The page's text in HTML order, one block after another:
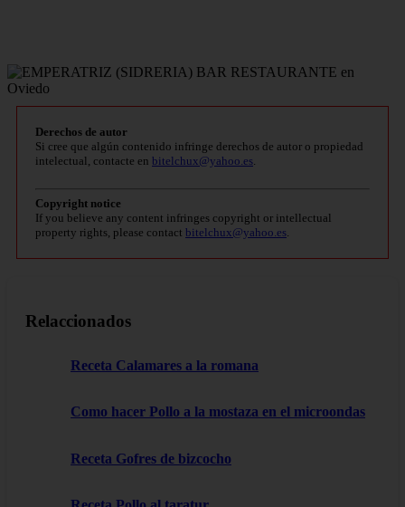
Derechos de autor
Si cree que algún contenido infringe derechos de autor o propiedad
intelectual, contacte en bitelchux@yahoo.es
Copyright notice
If you believe any content infringes copyright or intellectual
property rights, please contact bitelchux@yahoo.es
Relaccionados
Receta Calamares a la romana
Como hacer Pollo a la mostaza en el microondas
Receta Gofres de bizcocho